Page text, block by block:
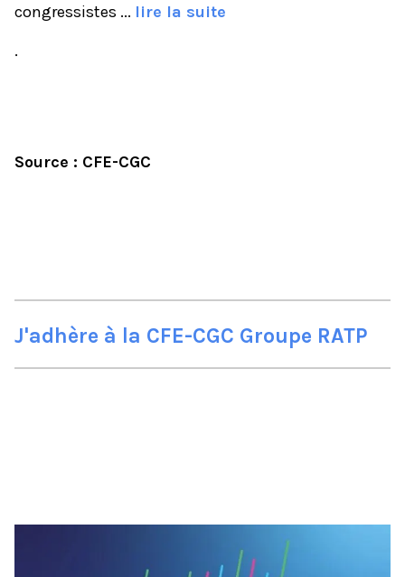
congressistes ... lire la suite
.
Source : CFE-CGC
J'adhère à la CFE-CGC Groupe RATP